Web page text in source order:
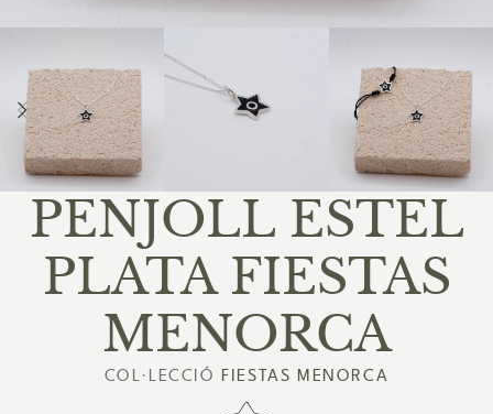
PENJOLL ESTEL
PLATA FIESTAS
MENORCA
COL·LECCIÓ FIESTAS MENORCA